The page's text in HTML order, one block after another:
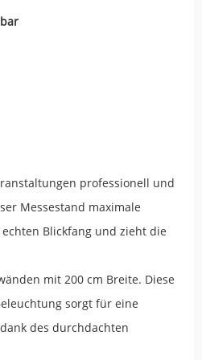
professionell und
Messestand maximale
Blickfang und zieht die
mit 200 cm Breite. Diese
sorgt für eine
des durchdachten